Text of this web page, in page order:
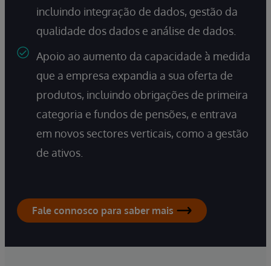
incluindo integração de dados, gestão da
qualidade dos dados e análise de dados.
Apoio ao aumento da capacidade à medida
que a empresa expandia a sua oferta de
produtos, incluindo obrigações de primeira
categoria e fundos de pensões, e entrava
em novos sectores verticais, como a gestão
de ativos.
Fale connosco para saber mais